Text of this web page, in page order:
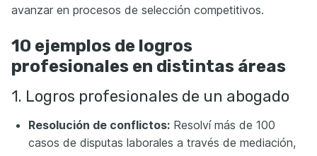
avanzar en procesos de selección competitivos.
10 ejemplos de logros
profesionales en distintas áreas
1. Logros profesionales de un abogado
Resolución de conflictos: Resolví más de 100
casos de disputas laborales a través de mediación,